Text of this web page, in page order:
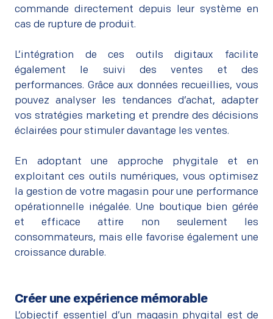
commande directement depuis leur système en
cas de rupture de produit.
L’intégration de ces outils digitaux facilite
également le suivi des ventes et des
performances. Grâce aux données recueillies, vous
pouvez analyser les tendances d’achat, adapter
vos stratégies marketing et prendre des décisions
éclairées pour stimuler davantage les ventes.
En adoptant une approche phygitale et en
exploitant ces outils numériques, vous optimisez
la gestion de votre magasin pour une performance
opérationnelle inégalée. Une boutique bien gérée
et efficace attire non seulement les
consommateurs, mais elle favorise également une
croissance durable.
Créer une expérience mémorable
L’objectif essentiel d’un magasin phygital est de